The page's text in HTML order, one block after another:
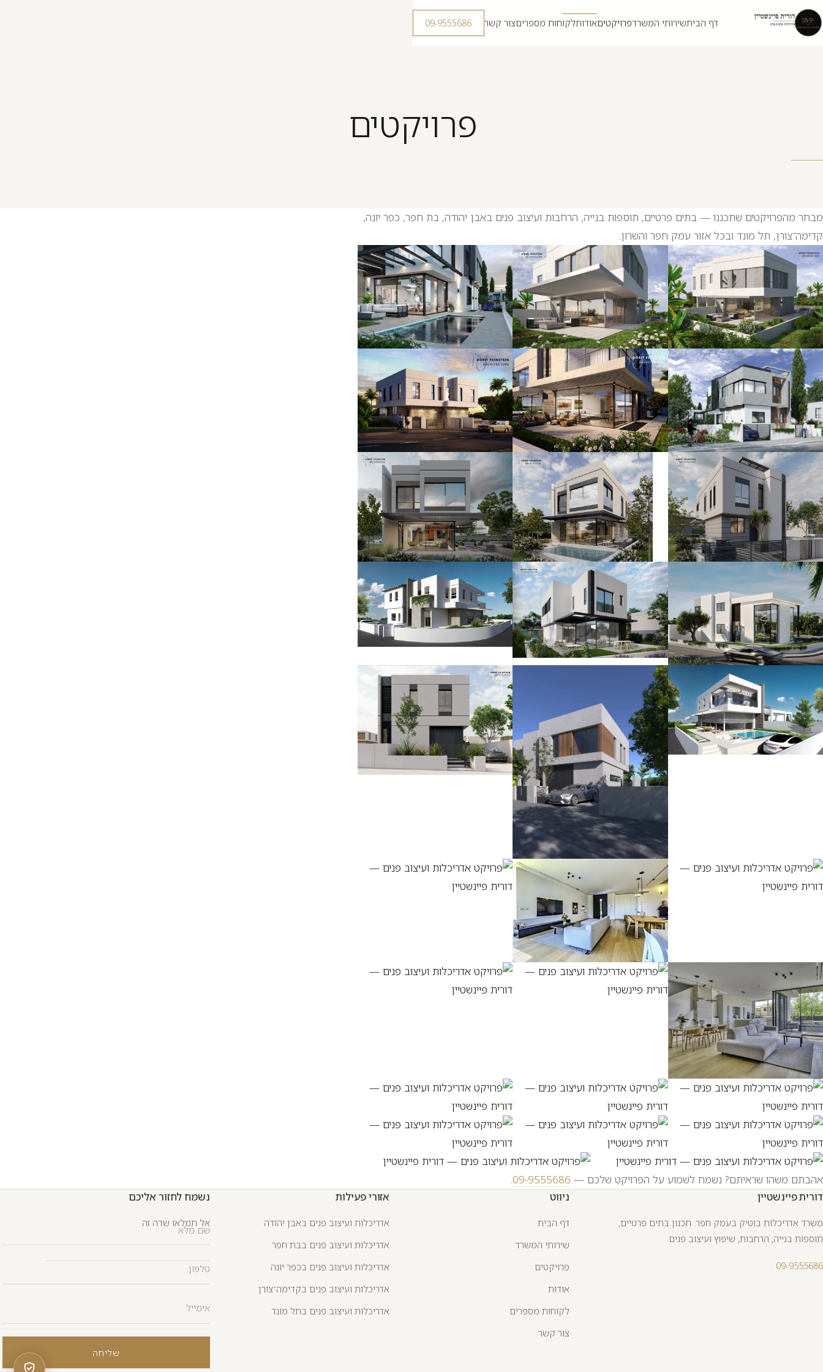
דילוג לתוכן דף הביתשירותי המשרדפרויקטיםאודותלקוחות מספריםצור קשר 09-9555686
פרויקטים
מבחר מהפרויקטים שתכננו — בתים פרטיים, תוספות בנייה, הרחבות ועיצוב פנים באבן יהודה, בת חפר, כפר יונה,
קדימה־צורן, תל מונד ובכל אזור עמק חפר והשרון.
אהבתם משהו שראיתם? נשמח לשמוע על הפרויקט שלכם — 09-9555686
.
דורית פיינשטיין
משרד אדריכלות בוטיק בעמק חפר. תכנון בתים פרטיים,
תוספות בנייה, הרחבות, שיפוץ ועיצוב פנים.
09-9555686
ניווט
דף הבית
שירותי המשרד
פרויקטים
אודות
לקוחות מספרים
צור קשר
אזורי פעילות
אדריכלות ועיצוב פנים באבן יהודה
אדריכלות ועיצוב פנים בבת חפר
אדריכלות ועיצוב פנים בכפר יונה
אדריכלות ועיצוב פנים בקדימה־צורן
אדריכלות ועיצוב פנים בתל מונד
נשמח לחזור אליכם
שם מלא
טלפון
אימייל
אל תמלאו שדה זה
שליחה